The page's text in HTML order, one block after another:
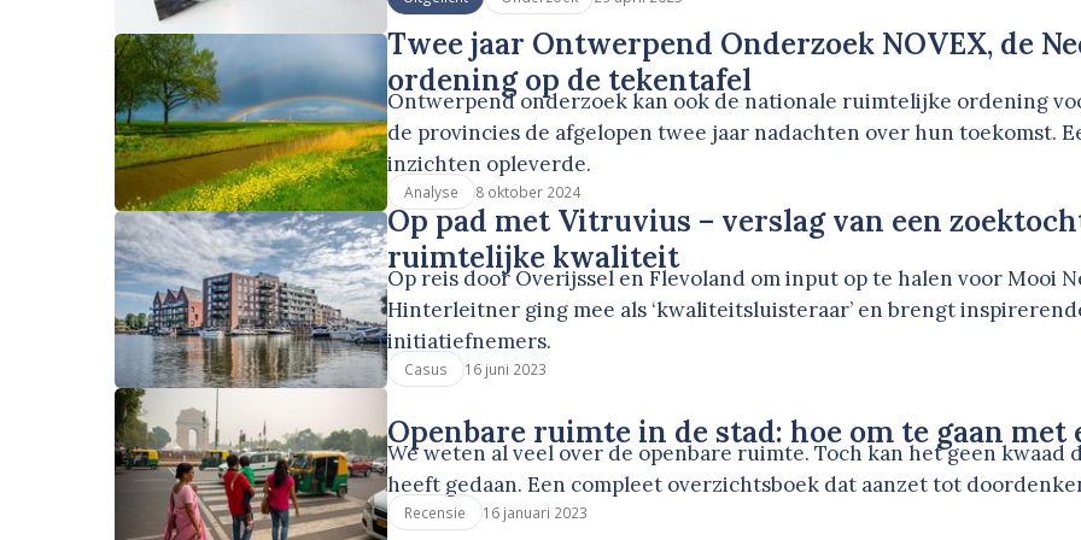
Twee jaar Ontwerpend Onderzoek NOVEX, de
ordening op de tekentafel
Ontwerpend onderzoek kan ook de nationale ruimtelijke ordening
de provincies de afgelopen twee jaar nadachten over hun toekomst.
inzichten opleverde.
Analyse 8 oktober 2024
Op pad met Vitruvius – verslag van een
ruimtelijke kwaliteit
Op reis door Overijssel en Flevoland om input op te halen voor Mooi
Hinterleitner ging mee als ‘kwaliteitsluisteraar’ en brengt
initiatiefnemers.
Casus 16 juni 2023
Openbare ruimte in de stad: hoe om te gaan met
We weten al veel over de openbare ruimte. Toch kan het geen
heeft gedaan. Een compleet overzichtsboek dat aanzet tot
Recensie 16 januari 2023